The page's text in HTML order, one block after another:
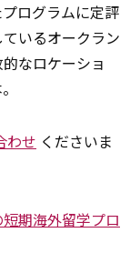
ログラムに定評
いるオークラン
なロケーショ
わせ くださいま
期海外留学プロ